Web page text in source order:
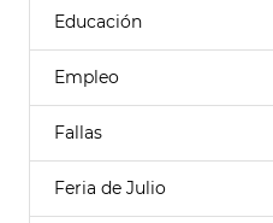
Educación
Empleo
Fallas
Feria de Julio